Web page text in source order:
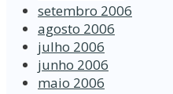
setembro 2006
agosto 2006
julho 2006
junho 2006
maio 2006